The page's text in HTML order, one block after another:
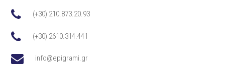
(+30) 210.873.20.93
(+30) 2610.314.441
info@epigrami.gr